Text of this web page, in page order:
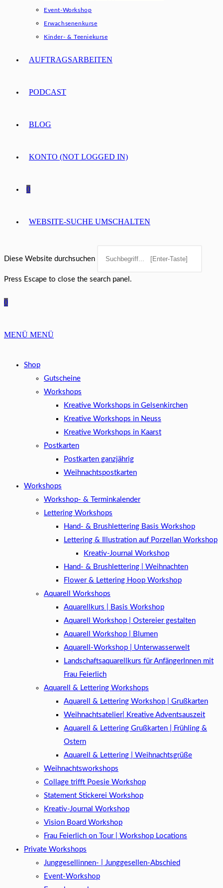
Event-Workshop
Erwachsenenkurse
Kinder- & Teeniekurse
AUFTRAGSARBEITEN
PODCAST
BLOG
KONTO (NOT LOGGED IN)
0
WEBSITE-SUCHE UMSCHALTEN
Diese Website durchsuchen
Press Escape to close the search panel.
0
MENÜ MENÜ
Shop
Gutscheine
Workshops
Kreative Workshops in Gelsenkirchen
Kreative Workshops in Neuss
Kreative Workshops in Kaarst
Postkarten
Postkarten ganzjährig
Weihnachtspostkarten
Workshops
Workshop- & Terminkalender
Lettering Workshops
Hand- & Brushlettering Basis Workshop
Lettering & Illustration auf Porzellan Workshop
Kreativ-Journal Workshop
Hand- & Brushlettering | Weihnachten
Flower & Lettering Hoop Workshop
Aquarell Workshops
Aquarellkurs | Basis Workshop
Aquarell Workshop | Ostereier gestalten
Aquarell Workshop | Blumen
Aquarell-Workshop | Unterwasserwelt
Landschaftsaquarellkurs für AnfängerInnen mit
Frau Feierlich
Aquarell & Lettering Workshops
Aquarell & Lettering Workshop | Grußkarten
Weihnachtsatelier| Kreative Adventsauszeit
Aquarell & Lettering Grußkarten | Frühling &
Ostern
Aquarell & Lettering | Weihnachtsgrüße​
Weihnachtsworkshops
Collage trifft Poesie Workshop
Statement Stickerei Workshop
Kreativ-Journal Workshop
Vision Board Workshop
Frau Feierlich on Tour | Workshop Locations
Private Workshops
Junggesellinnen- | Junggesellen-Abschied
Event-Workshop